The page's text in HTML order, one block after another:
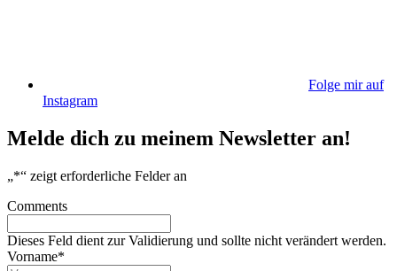
Folge mir auf
Instagram
Melde dich zu meinem Newsletter an!
„*“ zeigt erforderliche Felder an
Comments
Dieses Feld dient zur Validierung und sollte nicht verändert werden.
Vorname*